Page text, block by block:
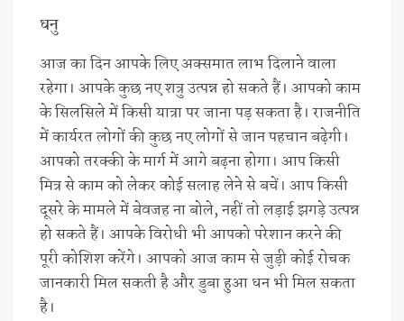
धनु
आज का दिन आपके लिए अक्समात लाभ दिलाने वाला
रहेगा। आपके कुछ नए शत्रु उत्पन्न हो सकते हैं। आपको काम
के सिलसिले में किसी यात्रा पर जाना पड़ सकता है। राजनीति
में कार्यरत लोगों की कुछ नए लोगों से जान पहचान बढ़ेगी।
आपको तरक्की के मार्ग में आगे बढ़ना होगा। आप किसी
मित्र से काम को लेकर कोई सलाह लेने से बचें। आप किसी
दूसरे के मामले में बेवजह ना बोले, नहीं तो लड़ाई झगड़े उत्पन्न
हो सकते हैं। आपके विरोधी भी आपको परेशान करने की
पूरी कोशिश करेंगे। आपको आज काम से जुड़ी कोई रोचक
जानकारी मिल सकती है और डुबा हुआ धन भी मिल सकता
है।